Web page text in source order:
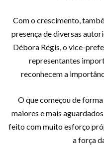
Com o crescimento,
presença de diversas
Débora Régis, o vice-
representantes
reconhecem a
O que começou de
maiores e mais
feito com muito esforço
a força